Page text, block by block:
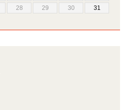
28 29 30
31